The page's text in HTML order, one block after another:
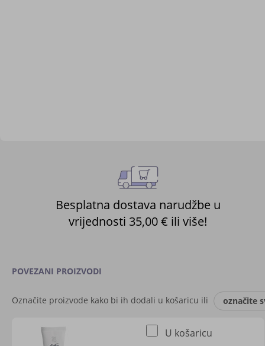
Besplatna dostava narudžbe u
vrijednosti 35,00 € ili više!
POVEZANI PROIZVODI
Označite proizvode kako bi ih dodali u košaricu ili označite
U košaricu